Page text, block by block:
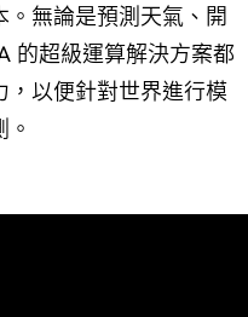
。無論是預測天氣、開
的超級運算解決方案都
，以便針對世界進行模